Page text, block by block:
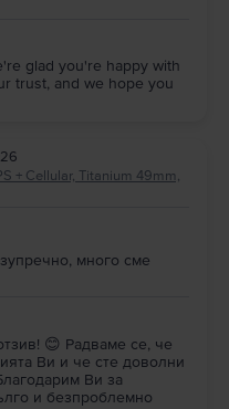
glad you're happy with
trust, and we hope you
+ Cellular, Titanium 49mm,
много сме
😊 Радваме се, че
Ви и че сте доволни
Ви за
и безпроблемно